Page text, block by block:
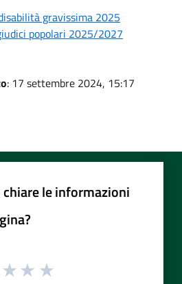
gravissima 2025
popolari 2025/2027
: 17 settembre 2024, 15:17
le informazioni